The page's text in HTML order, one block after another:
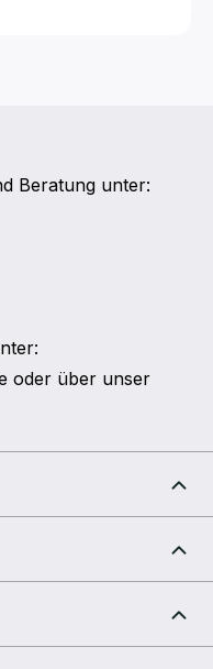
Beratung unter:
oder über unser